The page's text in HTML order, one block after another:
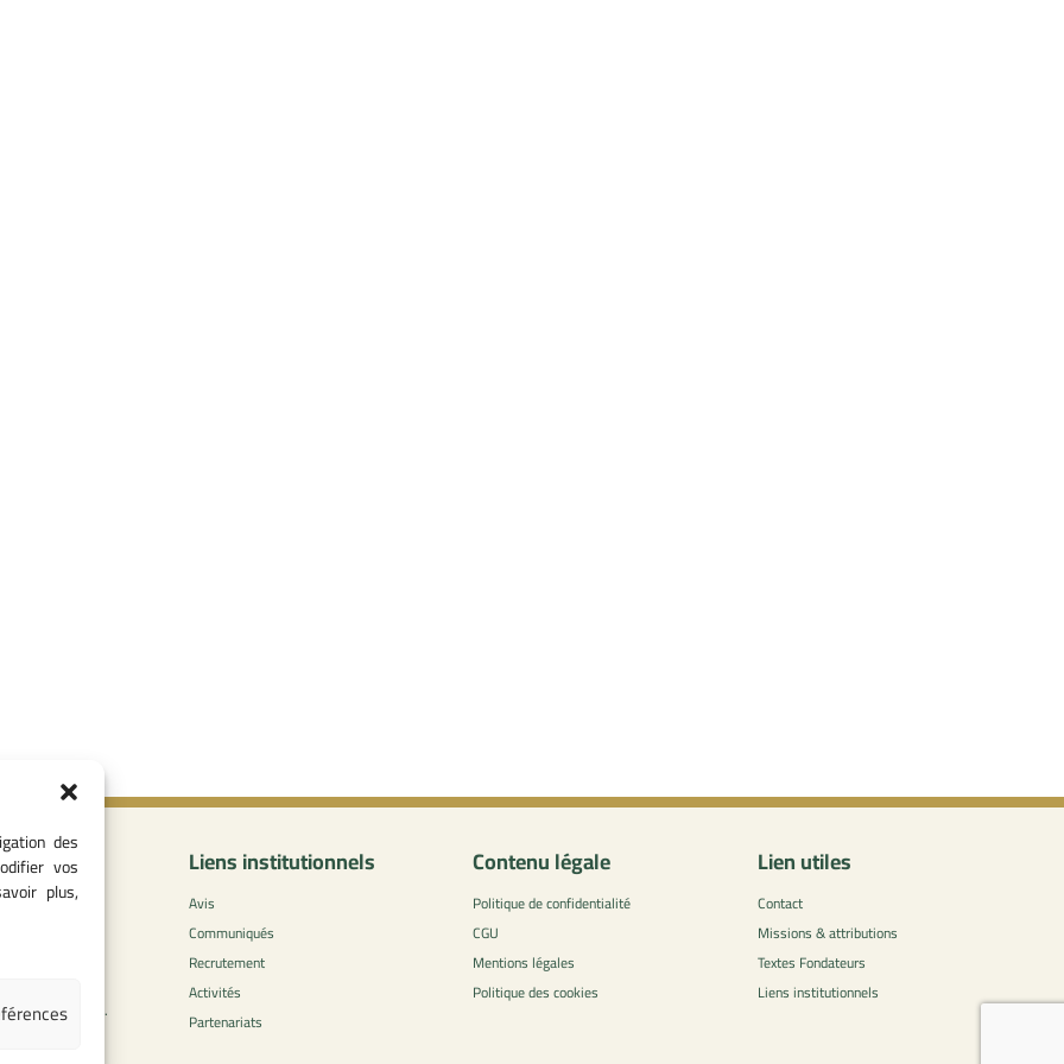
des
vos
plus,
et, Av.
Rabat
Liens institutionnels
Avis
Communiqués
Recrutement
Activités
Partenariats
Contenu légale
Politique de confidentialité
CGU
Mentions légales
Politique des cookies
Lien utiles
Contact
Missions & attributions
Textes Fondateurs
Liens institutionnels